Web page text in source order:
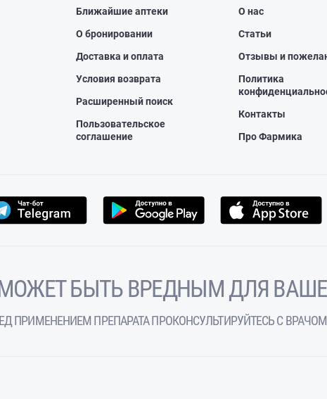
Ближайшие аптеки
О бронировании
Доставка и оплата
Условия возврата
Расширенный поиск
Пользовательское
соглашение
О нас
Статьи
Отзывы и
Политика
Контакты
Про Фармика
БЫТЬ ВРЕДНЫМ ДЛЯ
ПРИМЕНЕНИЕМ ПРЕПАРАТА ПРОКОНСУЛЬТИРУЙТЕСЬ С ВРАЧОМ